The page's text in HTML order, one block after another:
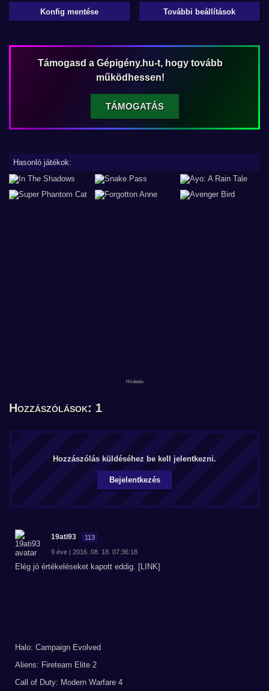
Konfig mentése További beállítások
Támogasd a Gépigény.hu-t, hogy tovább
működhessen!
TÁMOGATÁS
Hasonló játékok:
Hozzászólások: 1
Hozzászólás küldéséhez be kell jelentkezni.
Bejelentkezés
19ati93 113
9 éve | 2016. 08. 18. 07:36:18
Elég jó értékeléseket kapott eddig. [LINK]
Halo: Campaign Evolved
Aliens: Fireteam Elite 2
Call of Duty: Modern Warfare 4